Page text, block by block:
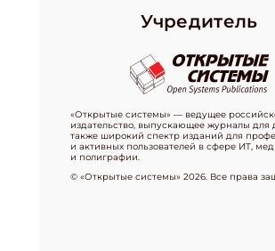
Учредитель
«Открытые системы» — ведущее
издательство, выпускающее журналы для
также широкий спектр изданий для
и активных пользователей в сфере ИТ,
и полиграфии.
© «Открытые системы» 2026. Все права